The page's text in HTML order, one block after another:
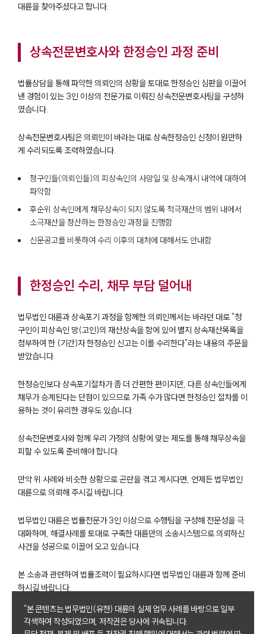
그룹소개
대륜의 강점
오시는 길
고객의 소리
통합검색
대륜을 찾아주셨다고 합니다.
상속전문변호사와 한정승인 과정 준비
법률상담을 통해 파악한 의뢰인의 상황을 토대로 한정승인 심판을 이끌어
낸 경험이 있는 3인 이상의 전문가로 이뤄진 상속전문변호사팀을 구성하
였습니다.
상속전문변호사팀은 의뢰인이 바라는 대로 상속한정승인 신청이 원만하
게 수리되도록 조력하였습니다.
청구인들(의뢰인들)의 피상속인의 사망일 및 상속개시 내역에 대하여
파악함
후순위 상속인에게 채무상속이 되지 않도록 적극재산의 범위 내에서
소극재산을 청산하는 한정승인 과정을 진행함
신문공고를 비롯하여 수리 이후의 대처에 대해서도 안내함
한정승인 수리, 채무 부담 덜어내
법무법인 대륜과 상속포기 과정을 함께한 의뢰인께서는 바라던 대로 "청
구인이 피상속인 망(고인)의 재산상속을 함에 있어 별지 상속재산목록을
첨부하여 한 (기간)자 한정승인 신고는 이를 수리한다"라는 내용의 주문을
받았습니다.
한정승인보다 상속포기절차가 좀 더 간편한 편이지만, 다른 상속인들에게
채무가 승계된다는 단점이 있으므로 가족 수가 많다면 한정승인 절차를 이
용하는 것이 유리한 경우도 있습니다.
상속전문변호사와 함께 우리 가정의 상황에 맞는 제도를 통해 채무상속을
피할 수 있도록 준비해야 합니다.
만약 위 사례와 비슷한 상황으로 곤란을 겪고 계시다면, 언제든 법무법인
대륜으로 의뢰해 주시길 바랍니다.
법무법인 대륜은 법률전문가 3인 이상으로 수행팀을 구성해 전문성을 극
대화하며, 해결사례를 토대로 구축한 대륜만의 소송시스템으로 의뢰하신
사건을 성공으로 이끌어 오고 있습니다.
본 소송과 관련하여 법률조력이 필요하시다면 법무법인 대륜과 함께 준비
하시길 바랍니다.
"본 콘텐츠는 법무법인(유한) 대륜의 실제 업무 사례를 바탕으로 일부
각색하여 작성되었으며, 저작권은 당사에 귀속됩니다.